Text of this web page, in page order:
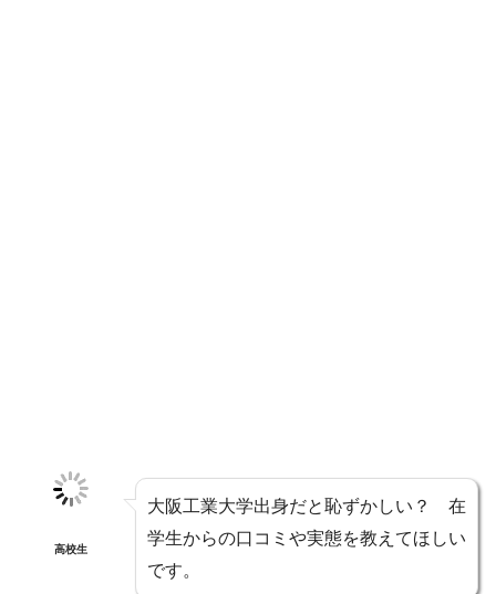
高校生
大阪工業大学出身だと恥ずかしい？ 在
学生からの口コミや実態を教えてほしい
です。